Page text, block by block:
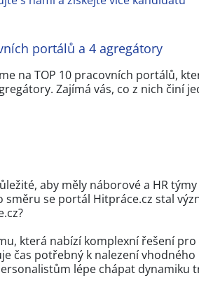
portálů a 4 agregátory
na TOP 10 pracovních portálů,
Zajímá vás, co z nich činí
aby měly náborové a HR
se portál Hitpráce.cz stal
která nabízí komplexní řešení
čas potřebný k nalezení
lépe chápat dynamiku